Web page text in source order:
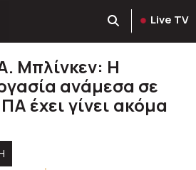
Live TV
Μπλίνκεν: Η
ανάμεσα σε
έχει γίνει ακόμα